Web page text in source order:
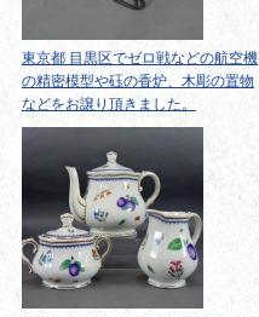
東京都 目黒区でゼロ戦などの航空機
の精密模型や砡の香炉、木彫の置物
などをお譲り頂きました。